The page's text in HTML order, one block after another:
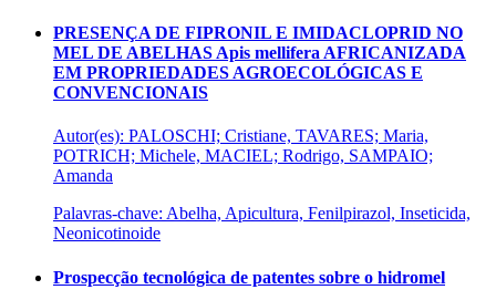
PRESENÇA DE FIPRONIL E IMIDACLOPRID NO
MEL DE ABELHAS Apis mellifera AFRICANIZADA
EM PROPRIEDADES AGROECOLÓGICAS E
CONVENCIONAIS
Autor(es): PALOSCHI; Cristiane, TAVARES; Maria,
POTRICH; Michele, MACIEL; Rodrigo, SAMPAIO;
Amanda
Palavras-chave: Abelha, Apicultura, Fenilpirazol, Inseticida,
Neonicotinoide
Prospecção tecnológica de patentes sobre o hidromel